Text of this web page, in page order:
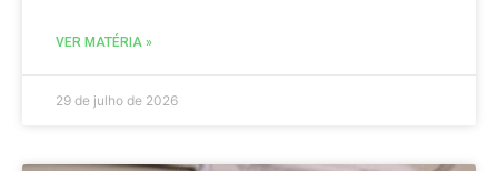
VER MATÉRIA »
29 de julho de 2026